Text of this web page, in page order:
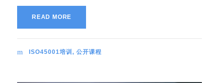
READ MORE
ISO45001培训 , 公开课程